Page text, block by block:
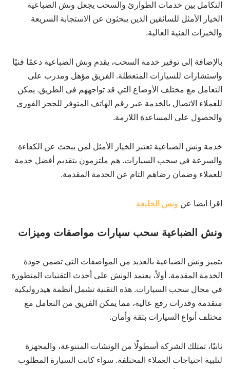
التكامل بين خدمات الطوارئ والسحب يجعل ونش الضباعية
الخيار الأمثل للسائقين الذين يبحثون عن الاستجابة السريعة
والخبرات الفنية العالية.
بالإضافة إلى توفير خدمة السحب، يقدم ونش الضباعية دعمًا فنيًا
واستشارات للسيارات المتعطلة. الفريق مؤهل ومدرب على
التعامل مع مختلف الأوضاع التي قد تواجههم في الطريق. يمكن
للعملاء الاتصال بالخدمة عبر رقم الهاتف المتوفر للحجز الفوري
والحصول على المساعدة اللازمة.
خدمة ونش الضباعية تعتبر الخيار الأمثل لمن يبحث عن الكفاءة
والسرعة في سحب السيارات. هم ملتزمون بتقديم أفضل خدمة
للعملاء وضمان رضاهم التام عن الخدمة المقدمة.
اقرا ايضا عن ونش الجليعة
ونش الضباعية سحب سيارات مواصفات وميزات
يتميز ونش الضباعية بالعديد من المواصفات التي تضمن جودة
الخدمة المقدمة. أولاً، يعتمد الونش على أحدث التقنيات المتطورة
في مجال سحب السيارات. هذه التقنية تشمل أنظمة هيدروليكية
متقدمة وقدرات رفع عالية، مما يمكن الفريق من التعامل مع
مختلف أنواع السيارات بثقة وأمان.
ثانيًا، تمتلك الشركة أسطولًا من الونشات المتنوعة، والمجهزة
لتلبية احتياجات العملاء المختلفة. سواء كانت السيارة المطلوب